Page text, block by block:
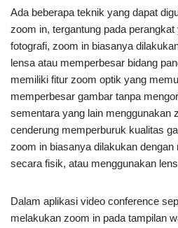
Ada beberapa teknik yang dapat
zoom in, tergantung pada
fotografi, zoom in biasanya
lensa atau memperbesar bidang
memiliki fitur zoom optik yang
memperbesar gambar tanpa
sementara yang lain menggunakan
cenderung memperburuk kualitas
zoom in biasanya dilakukan
secara fisik, atau menggunakan
Dalam aplikasi video conference
melakukan zoom in pada tampilan